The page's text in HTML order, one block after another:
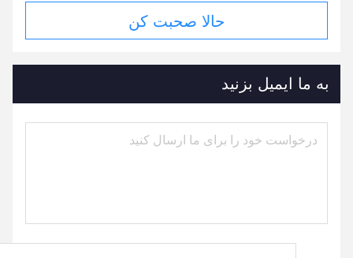
حالا صحبت کن
به ما ایمیل بزنید